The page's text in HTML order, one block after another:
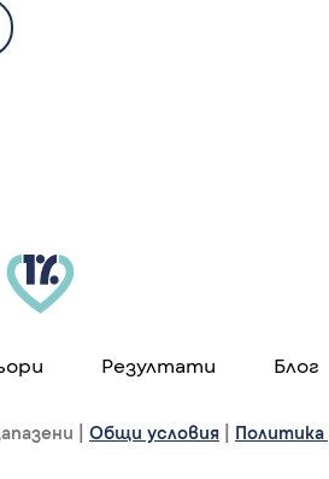
Резултати Блог
| Общи условия